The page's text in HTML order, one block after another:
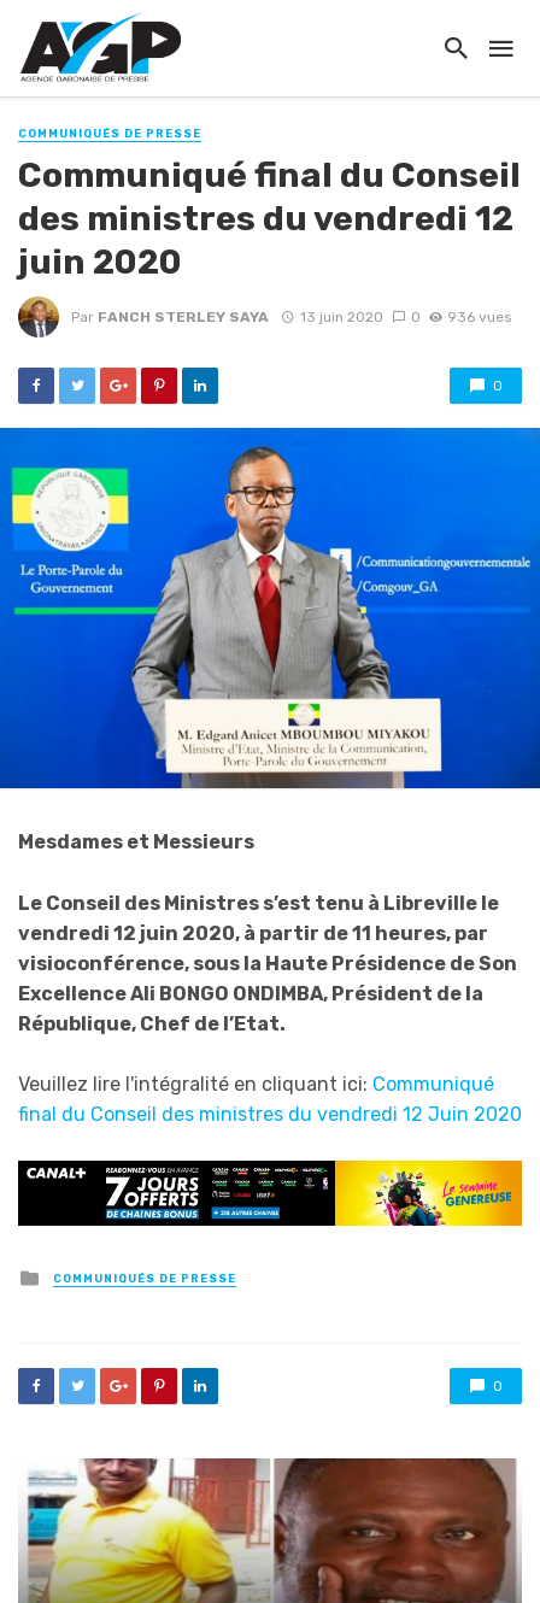
COMMUNIQUÉS DE PRESSE
Communiqué final du Conseil
des ministres du vendredi 12
juin 2020
Par FANCH STERLEY SAYA 13 juin 2020 0 936 vues
0
Mesdames et Messieurs
Le Conseil des Ministres s’est tenu à Libreville le
vendredi 12 juin 2020, à partir de 11 heures, par
visioconférence, sous la Haute Présidence de Son
Excellence Ali BONGO ONDIMBA, Président de la
République, Chef de l’Etat.
Veuillez lire l'intégralité en cliquant ici: Communiqué
final du Conseil des ministres du vendredi 12 Juin 2020
Posted
in
COMMUNIQUÉS DE PRESSE
0